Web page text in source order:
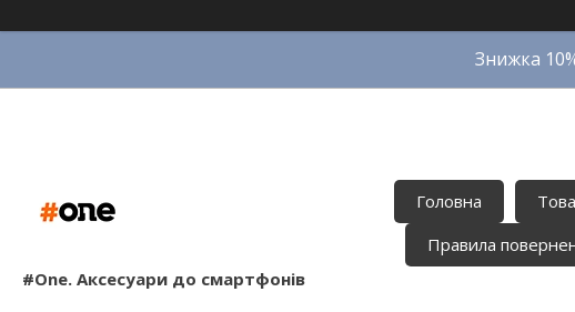
Знижка
#One. Аксесуари до смартфонів
Головна
Правила